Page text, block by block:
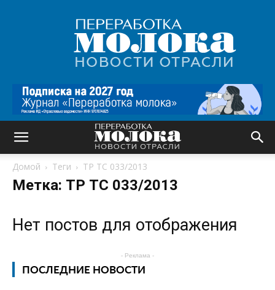
Переработка
молока
|
Новости
Домой Теги ТР ТС 033/2013
Метка: ТР ТС 033/2013
Нет постов для отображения
- Реклама -
ПОСЛЕДНИЕ НОВОСТИ